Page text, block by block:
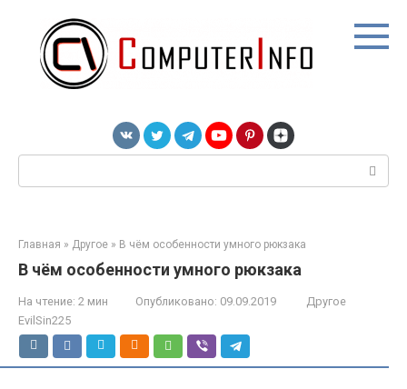
контенту
Главная » Другое » В чём особенности умного рюкзака
В чём особенности умного рюкзака
На чтение: 2 мин Опубликовано: 09.09.2019
Другое
EvilSin225